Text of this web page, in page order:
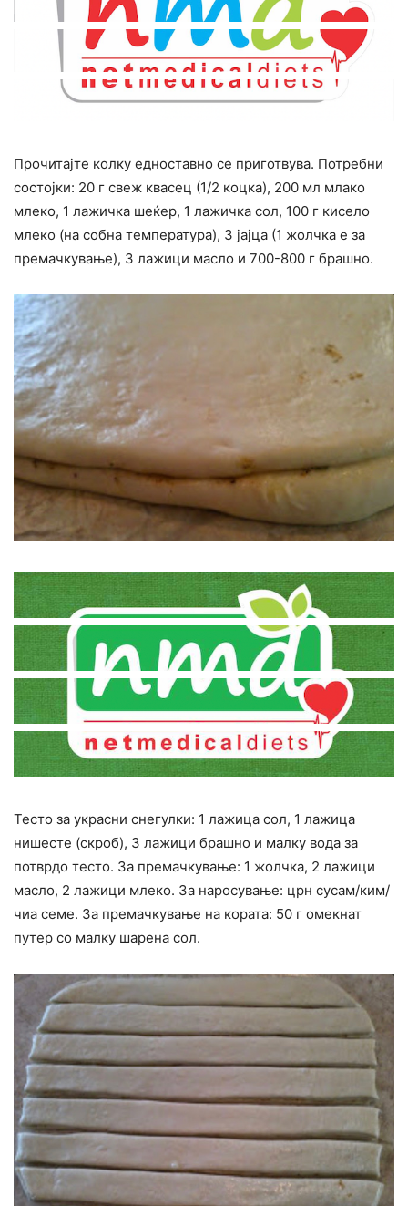
Прочитајте колку едноставно се приготвува. Потребни
состојки: 20 г свеж квасец (1/2 коцка), 200 мл млако
млеко, 1 лажичка шеќер, 1 лажичка сол, 100 г кисело
млеко (на собна температура), 3 јајца (1 жолчка е за
премачкување), 3 лажици масло и 700-800 г брашно.
Тесто за украсни снегулки: 1 лажица сол, 1 лажица
нишесте (скроб), 3 лажици брашно и малку вода за
потврдо тесто. За премачкување: 1 жолчка, 2 лажици
масло, 2 лажици млеко. За наросување: црн сусам/ким/
чиа семе. За премачкување на кората: 50 г омекнат
путер со малку шарена сол.